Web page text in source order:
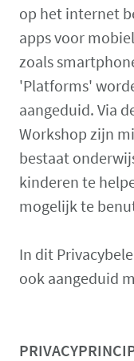
op het internet
apps voor
zoals
'Platforms'
aangeduid. Via
Workshop zijn
bestaat
kinderen te
mogelijk te
In dit
ook aangeduid